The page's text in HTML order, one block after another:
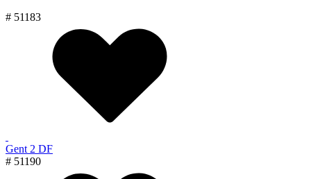
# 51183
Gent 2 DF
# 51190